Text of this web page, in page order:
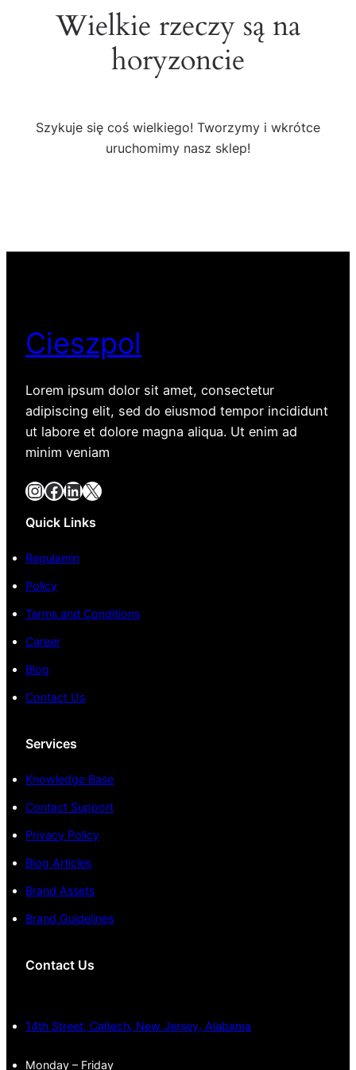
Wielkie rzeczy są na
horyzoncie
Szykuje się coś wielkiego! Tworzymy i wkrótce
uruchomimy nasz sklep!
Cieszpol
Lorem ipsum dolor sit amet, consectetur
adipiscing elit, sed do eiusmod tempor incididunt
ut labore et dolore magna aliqua. Ut enim ad
minim veniam
InstagramFacebook LinkedIn X
Quick Links
Regulamin
Policy
Terms and Conditions
Career
Blog
Contact Us
Services
Knowledge Base
Contact Support
Privacy Policy
Blog Articles
Brand Assets
Brand Guidelines
Contact Us
14th Street, Caltech, New Jersey, Alabama
Monday – Friday